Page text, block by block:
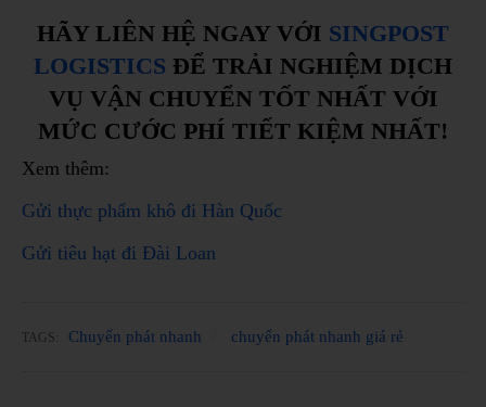
HÃY LIÊN HỆ NGAY VỚI SINGPOST
LOGISTICS ĐỂ TRẢI NGHIỆM DỊCH
VỤ VẬN CHUYỂN TỐT NHẤT VỚI
MỨC CƯỚC PHÍ TIẾT KIỆM NHẤT!
Xem thêm:
Gửi thực phẩm khô đi Hàn Quốc
Gửi tiêu hạt đi Đài Loan
TAGS: Chuyển phát nhanh chuyển phát nhanh giá rẻ